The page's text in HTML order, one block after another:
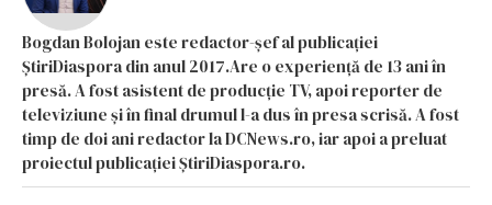
Bogdan Bolojan este redactor-șef al publicației
ȘtiriDiaspora din anul 2017.Are o experiență de 13 ani în
presă. A fost asistent de producție TV, apoi reporter de
televiziune și în final drumul l-a dus în presa scrisă. A fost
timp de doi ani redactor la DCNews.ro, iar apoi a preluat
proiectul publicației ȘtiriDiaspora.ro.